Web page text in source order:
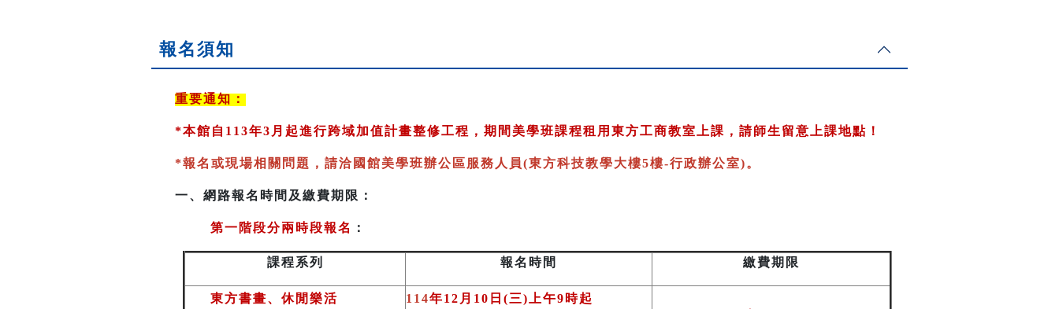
報名須知
重要通知：
*本館自113年3月起進行跨域加值計畫整修工程，期間美學班課程租用東方工商教室 上課，請師生留意上課地點！
*報名或現場相關問題，請洽國館美學班辦公區服務人員(東方科技教學大樓5樓-行政辦公室)。
一、 網路報名時間及繳費期限：
第一階段分兩時段報名 ：
課程系列 報名時間 繳費期限
東方書畫、休閒樂活 114年12月10日(三)上午9時起